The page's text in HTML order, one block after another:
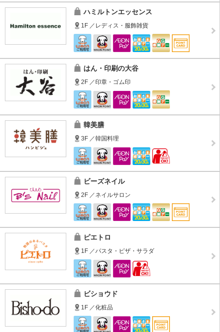
ハミルトンエッセンス
1F ／レディス・服飾雑貨
はん・印刷の大谷
2F ／印章・ゴム印
韓美膳
3F ／韓国料理
ビーズネイル
2F ／ネイルサロン
ピエトロ
1F ／パスタ・ピザ・サラダ
ビショウド
1F ／化粧品